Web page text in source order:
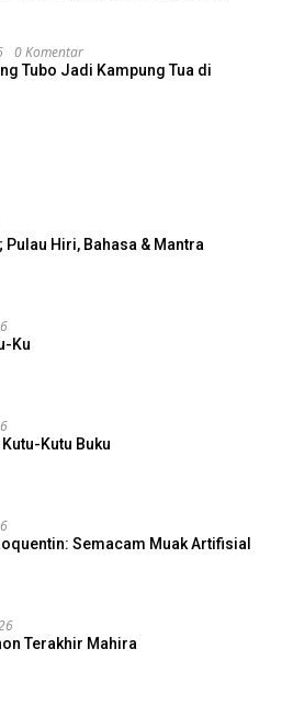
0 Komentar
Tubo Jadi Kampung Tua di
Pulau Hiri, Bahasa & Mantra
Ku
Kutu Buku
Semacam Muak Artifisial
Terakhir Mahira